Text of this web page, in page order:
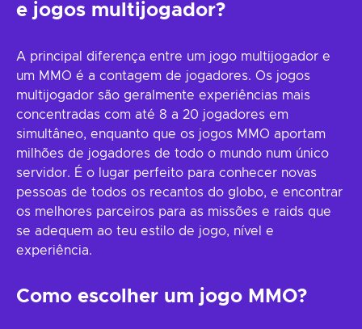
e jogos multijogador?
A principal diferença entre um jogo multijogador e
um MMO é a contagem de jogadores. Os jogos
multijogador são geralmente experiências mais
concentradas com até 8 a 20 jogadores em
simultâneo, enquanto que os jogos MMO aportam
milhões de jogadores de todo o mundo num único
servidor. É o lugar perfeito para conhecer novas
pessoas de todos os recantos do globo, e encontrar
os melhores parceiros para as missões e raids que
se adequem ao teu estilo de jogo, nível e
experiência.
Como escolher um jogo MMO?